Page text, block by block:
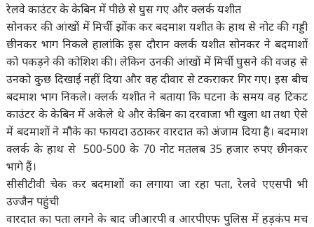
रेलवे काउंटर के केबिन में पीछे से घुस गए और क्लर्क यशीत
सोनकर की आंखों में मिर्ची झोंक कर बदमाश यशीत के हाथ से नोट की गड्डी
छीनकर भाग निकले हालांकि इस दौरान क्लर्क यशीत सोनकर ने बदमाशों
को पकड़ने की कोशिश की। लेकिन उनकी आंखों में मिर्ची घुसने की वजह से
उनको कुछ दिखाई नहीं दिया और वह दीवार से टकराकर गिर गए। इस बीच
बदमाश भाग निकले। क्लर्क यशीत ने बताया कि घटना के समय वह टिकट
काउंटर के केबिन में अकेले थे और केबिन का दरवाजा भी खुला था तथा ऐसे
में बदमाशों ने मौके का फायदा उठाकर वारदात को अंजाम दिया है। बदमाश
क्लर्क के हाथ से 500-500 के 70 नोट मतलब 35 हजार रुपए छीनकर
भागे हैं।
सीसीटीवी चेक कर बदमाशों का लगाया जा रहा पता, रेलवे एएसपी भी
उज्जैन पहुंची
वारदात का पता लगने के बाद जीआरपी व आरपीएफ पुलिस में हड़कंप मच